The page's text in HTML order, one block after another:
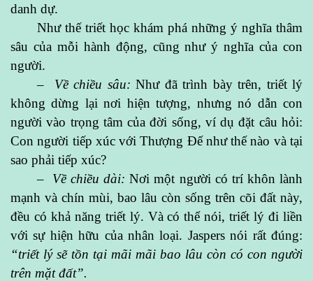
danh dự.
Như thế triết học khám phá những ý nghĩa thâm
sâu của mỗi hành động, cũng như ý nghĩa của con
người.
– Về chiều sâu:Như đã trình bày trên, triết lý
không dừng lại nơi hiện tượng, nhưng nó dẫn con
người vào trọng tâm của đời sống, ví dụ đặt câu hỏi:
Con người tiếp xúc với Thượng Đế như thế nào và tại
sao phải tiếp xúc?
– Về chiều dài:Nơi một người có trí khôn lành
mạnh và chín mùi, bao lâu còn sống trên cõi đất này,
đều có khả năng triết lý. Và có thể nói, triết lý đi liền
với sự hiện hữu của nhân loại. Jaspers nói rất đúng:
“triết lý sẽ tồn tại mãi mãi bao lâu còn có con người
trên mặt đất”.